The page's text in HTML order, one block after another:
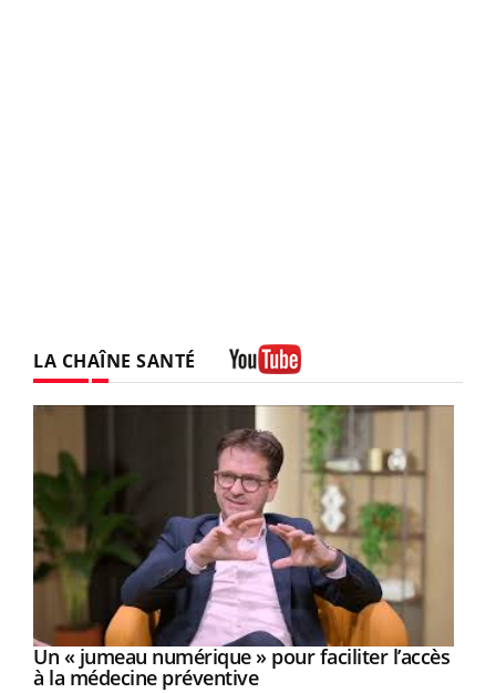
LA CHAÎNE SANTÉ
Youtube
Un « jumeau numérique » pour faciliter l’accès
à la médecine préventiveYoutube